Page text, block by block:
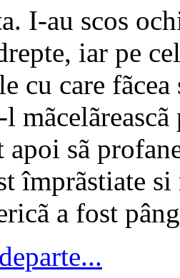
I-au scos
iar pe
cu care
apoi sã
împrãstiate
a fost